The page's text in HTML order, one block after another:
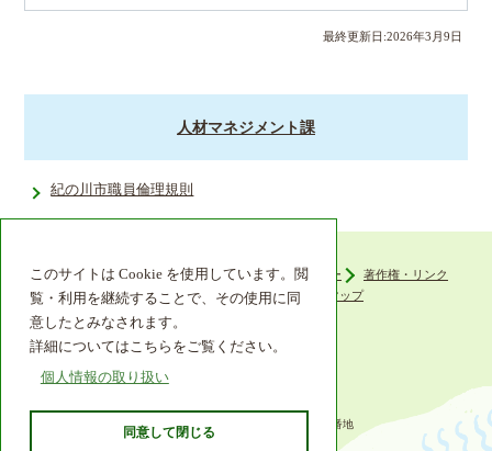
このサイトは Cookie を使用しています。閲
覧・利用を継続することで、その使用に同
意したとみなされます。
詳細についてはこちらをご覧ください。
個人情報の取り扱い
同意して閉じる
最終更新日:2026年3 月 9 日
人材マネジメント課
紀の川市職員倫理規則
ウェブアクセシビリティ プライバシーポリシー
著作権・リンク
組織機構
リンク集 サイトマップ
〒649-6492 和歌山県紀の川市西大井338番地
TEL 0736-77-2511